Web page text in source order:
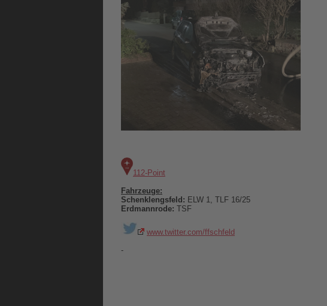
112-Point
Fahrzeuge:
Schenklengsfeld: ELW 1, TLF 16/25
Erdmannrode: TSF
www.twitter.com/ffschfeld
-